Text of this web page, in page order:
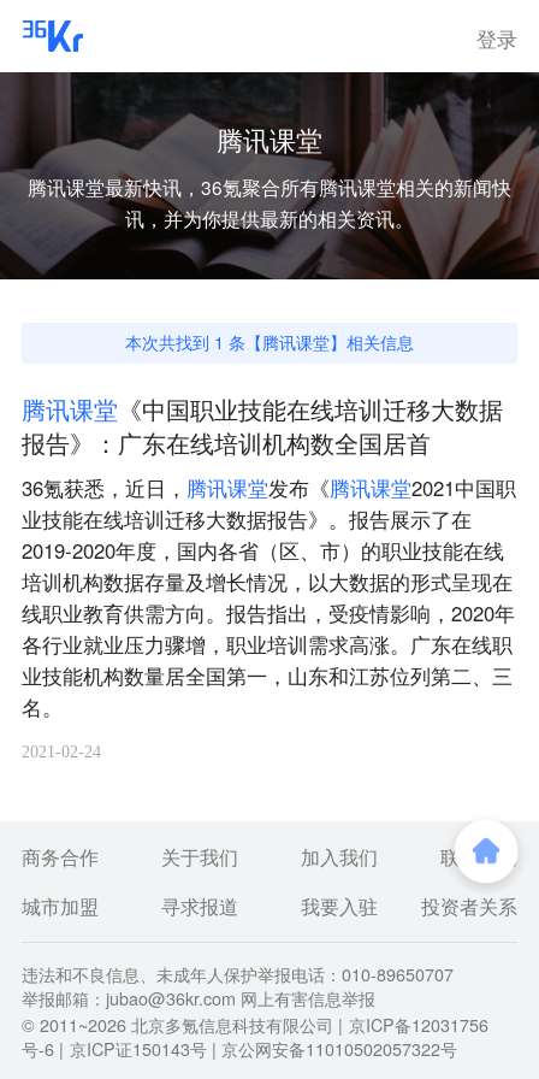
登录
腾讯课堂
腾讯课堂最新快讯，36氪聚合所有腾讯课堂相关的新闻快
讯，并为你提供最新的相关资讯。
本次共找到 1 条【腾讯课堂】相关信息
腾讯课堂 《中国职业技能在线培训迁移大数据
报告》：广东在线培训机构数全国居首
36氪获悉，近日， 腾讯课堂发布《腾讯课堂2021中国职
业技能在线培训迁移大数据报告》。报告展示了在
2019-2020年度，国内各省（区、市）的职业技能在线
培训机构数据存量及增长情况，以大数据的形式呈现在
线职业教育供需方向。报告指出，受疫情影响，2020年
各行业就业压力骤增，职业培训需求高涨。广东在线职
业技能机构数量居全国第一，山东和江苏位列第二、三
名。
2021-02-24
商务合作 关于我们 加入我们
联系我们
城市加盟
寻求报道 我要入驻 投资者关系
违法和不良信息、未成年人保护举报电话：010-89650707
举报邮箱：jubao@36kr.com 网上有害信息举报
© 2011~2026北京多氪信息科技有限公司 | 京ICP备12031756
号-6 | 京ICP证150143号 | 京公网安备11010502057322号